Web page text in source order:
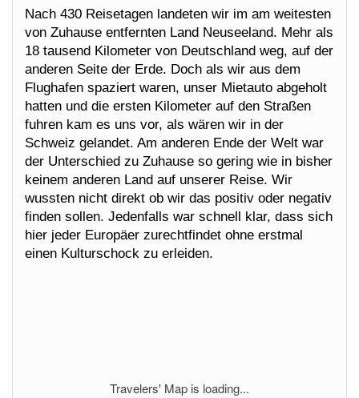
Nach 430 Reisetagen landeten wir im am weitesten
von Zuhause entfernten Land Neuseeland. Mehr als
18 tausend Kilometer von Deutschland weg, auf der
anderen Seite der Erde. Doch als wir aus dem
Flughafen spaziert waren, unser Mietauto abgeholt
hatten und die ersten Kilometer auf den Straßen
fuhren kam es uns vor, als wären wir in der
Schweiz gelandet. Am anderen Ende der Welt war
der Unterschied zu Zuhause so gering wie in bisher
keinem anderen Land auf unserer Reise. Wir
wussten nicht direkt ob wir das positiv oder negativ
finden sollen. Jedenfalls war schnell klar, dass sich
hier jeder Europäer zurechtfindet ohne erstmal
einen Kulturschock zu erleiden.
Travelers' Map is loading...